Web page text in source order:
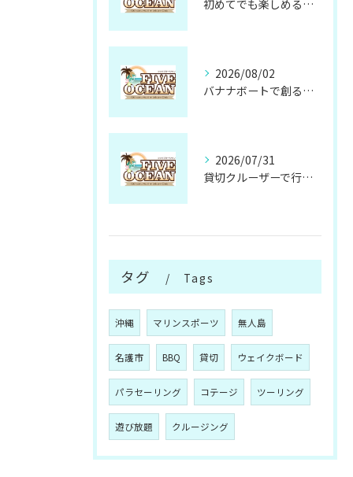
初めてでも楽しめるサップ体験の魅力と準備方法
2026/08/02
バナナボートで創る忘れられない仲間との思い出
2026/07/31
貸切クルーザーで行く無人島の魅力と楽しみ方
タグ Tags
沖縄 マリンスポーツ 無人島
名護市 BBQ 貸切 ウェイクボード
パラセーリング コテージ ツーリング
遊び放題 クルージング